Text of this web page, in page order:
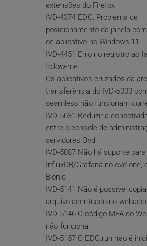
extensões do Firefox
IVD-4374 EDC: Problema de
posicionamento da janela
de aplicativo no Windows 11
IVD-4451 Erro no registro ao
follow-me
Os aplicativos cruzados da
transferência do IVD-5000
seamless não funcionam
IVD-5031 Reduzir a
entre o console de
servidores Ovd
IVD-5087 Não há suporte para
InfluxDB/Grafana no ovd one,
Bionic
IVD-5141 Não é possível
arquivo acentuado no
IVD-5146 O código MFA do
não funciona
IVD-5157 O EDC.run não é